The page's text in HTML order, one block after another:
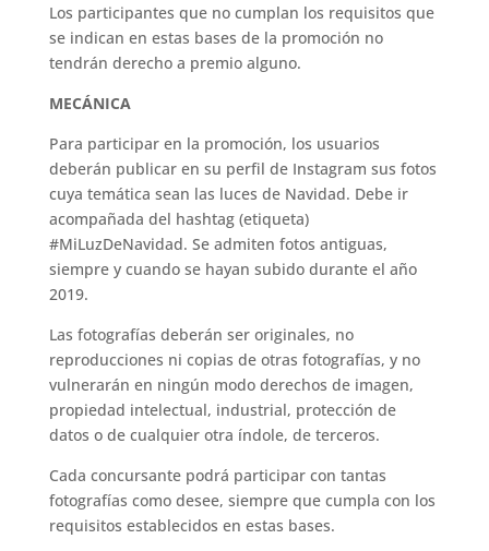
Los participantes que no cumplan los requisitos que
se indican en estas bases de la promoción no
tendrán derecho a premio alguno.
MECÁNICA
Para participar en la promoción, los usuarios
deberán publicar en su perfil de Instagram sus fotos
cuya temática sean las luces de Navidad. Debe ir
acompañada del hashtag (etiqueta)
#MiLuzDeNavidad. Se admiten fotos antiguas,
siempre y cuando se hayan subido durante el año
2019.
Las fotografías deberán ser originales, no
reproducciones ni copias de otras fotografías, y no
vulnerarán en ningún modo derechos de imagen,
propiedad intelectual, industrial, protección de
datos o de cualquier otra índole, de terceros.
Cada concursante podrá participar con tantas
fotografías como desee, siempre que cumpla con los
requisitos establecidos en estas bases.